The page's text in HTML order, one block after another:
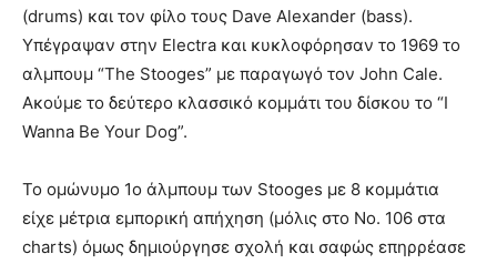
(drums) και τον φίλο τους Dave Alexander (bass).
Υπέγραψαν στην Εlectra και κυκλοφόρησαν το 1969 το
αλμπουμ “Τhe Stooges” με παραγωγό τον John Cale.
Aκούμε το δεύτερο κλασσικό κομμάτι του δίσκου το “Ι
Wanna Be Your Dog”.
To ομώνυμο 1ο άλμπουμ των Stooges με 8 κομμάτια
είχε μέτρια εμπορική απήχηση (μόλις στο Νο. 106 στα
charts) όμως δημιούργησε σχολή και σαφώς επηρρέασε